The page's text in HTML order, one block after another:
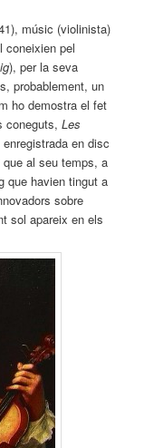
músic (violinista)
coneixien pel
), per la seva
probablement, un
ho demostra el fet
coneguts,Les
en disc
al seu temps, a
que havien tingut a
sobre
sol apareix en els